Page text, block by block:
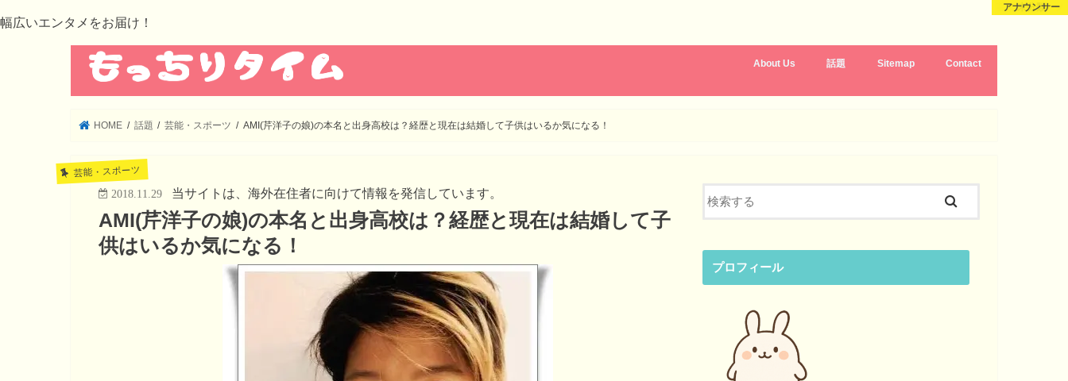
幅広いエンタメをお届け！
About Us 話題 Sitemap Contact
HOME 話題 芸能・スポーツ AMI(芹洋子の娘)の本名と出身高校は？経歴と現在は結婚して子供はいるか気になる！
芸能・スポーツ
2018.11.29 当サイトは、海外在住者に向けて情報を発信しています。
AMI(芹洋子の娘)の本名と出身高校は？経歴と現在は結婚して子
供はいるか気になる！
芸能・スポーツ
芸能・スポーツ
未分類
アナウンサー
プロフィール